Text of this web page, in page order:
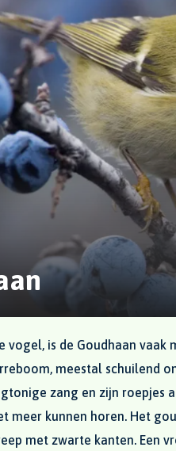
vogel, is de Goudhaan
meestal schuilend
zang en zijn roepjes
meer kunnen horen. Het
met zwarte kanten. Een